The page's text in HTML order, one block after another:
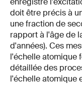
doit être précis à
une fraction de
rapport à l'âge de
d'années). Ces
l'échelle atomique
détaillée des
l'échelle atomique